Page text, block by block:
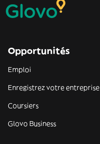
Opportunités
Emploi
Enregistrez votre entreprise
Coursiers
Glovo Business